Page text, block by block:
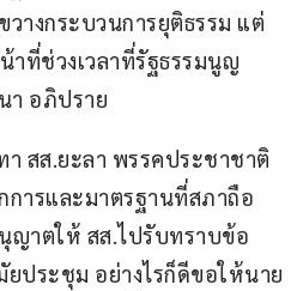
างกระบวนการยุติธรรม แต่
าที่ช่วงเวลาที่รัฐธรรมนูญ
อภิปราย
สส.ยะลา พรรคประชาชาติ
ารและมาตรฐานที่สภาถือ
ญาตให้ สส.ไปรับทราบข้อ
ยประชุม อย่างไรก็ดีขอให้นาย